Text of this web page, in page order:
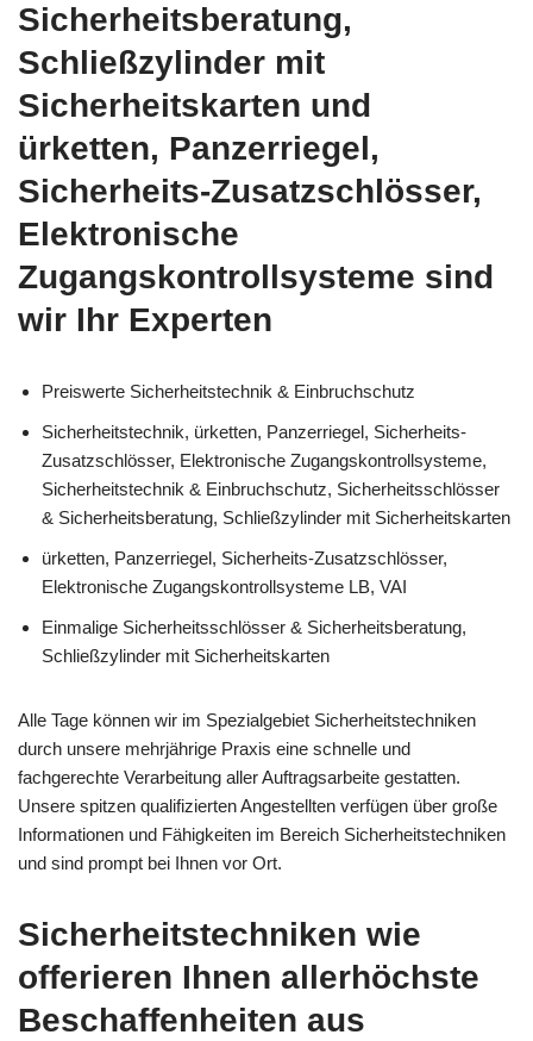
Sicherheitsberatung,
Schließzylinder mit
Sicherheitskarten und
ürketten, Panzerriegel,
Sicherheits-Zusatzschlösser,
Elektronische
Zugangskontrollsysteme sind
wir Ihr Experten
Preiswerte Sicherheitstechnik & Einbruchschutz
Sicherheitstechnik, ürketten, Panzerriegel, Sicherheits-
Zusatzschlösser, Elektronische Zugangskontrollsysteme,
Sicherheitstechnik & Einbruchschutz, Sicherheitsschlösser
& Sicherheitsberatung, Schließzylinder mit Sicherheitskarten
ürketten, Panzerriegel, Sicherheits-Zusatzschlösser,
Elektronische Zugangskontrollsysteme LB, VAI
Einmalige Sicherheitsschlösser & Sicherheitsberatung,
Schließzylinder mit Sicherheitskarten
Alle Tage können wir im Spezialgebiet Sicherheitstechniken
durch unsere mehrjährige Praxis eine schnelle und
fachgerechte Verarbeitung aller Auftragsarbeite gestatten.
Unsere spitzen qualifizierten Angestellten verfügen über große
Informationen und Fähigkeiten im Bereich Sicherheitstechniken
und sind prompt bei Ihnen vor Ort.
Sicherheitstechniken wie
offerieren Ihnen allerhöchste
Beschaffenheiten aus